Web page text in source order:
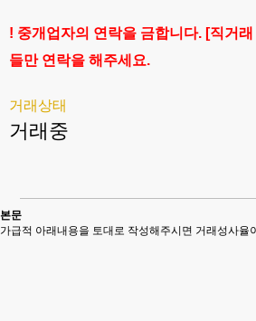
! 중개업자의 연락을 금합니다. [직거
들만 연락을 해주세요.
거래상태
거래중
본문
가급적 아래내용을 토대로 작성해주시면 거래성사율